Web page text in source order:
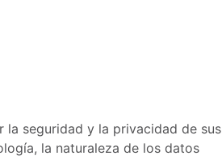
seguridad y la privacidad de sus
la naturaleza de los datos